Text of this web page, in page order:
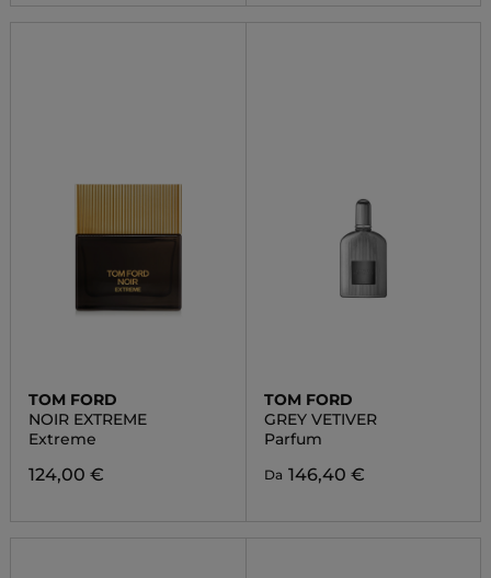
TOM FORD
NOIR EXTREME
Extreme
124,00 €
TOM FORD
GREY VETIVER
Parfum
Da 146,40 €